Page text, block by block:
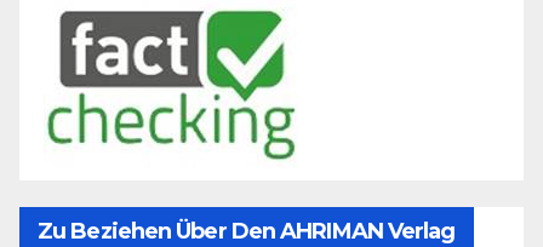
Zu Beziehen Über Den AHRIMAN Verlag